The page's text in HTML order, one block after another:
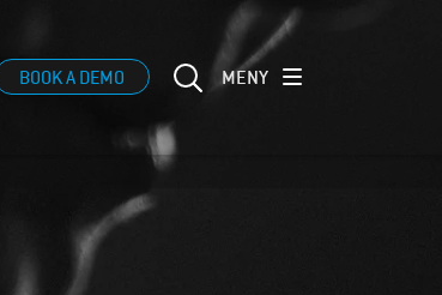
BOOK A DEMO MENY